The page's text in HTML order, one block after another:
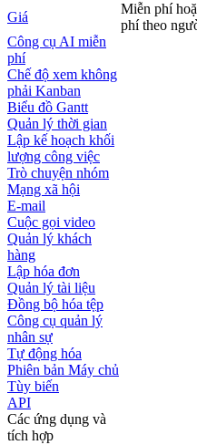
Giá
Miễn phí
phí theo
Công cụ AI miễn
phí
Chế độ xem không
phải Kanban
Biểu đồ Gantt
Quản lý thời gian
Lập kế hoạch khối
lượng công việc
Trò chuyện nhóm
Mạng xã hội
E-mail
Cuộc gọi video
Quản lý khách
hàng
Lập hóa đơn
Quản lý tài liệu
Đồng bộ hóa tệp
Công cụ quản lý
nhân sự
Tự động hóa
Phiên bản Máy chủ
Tùy biến
API
Các ứng dụng và
tích hợp